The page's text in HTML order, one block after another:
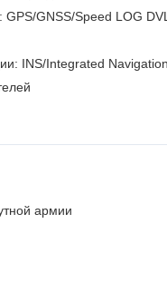
GNSS/Speed LOG
INS/Integrated Navigation
армии